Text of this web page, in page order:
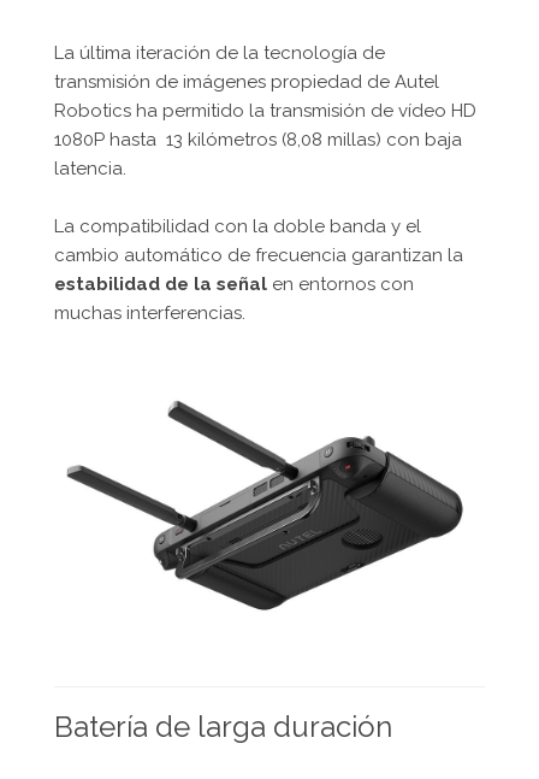
La última iteración de la tecnología de
transmisión de imágenes propiedad de Autel
Robotics ha permitido la transmisión de vídeo HD
1080P hasta 13 kilómetros (8,08 millas) con baja
latencia.
La compatibilidad con la doble banda y el
cambio automático de frecuencia garantizan la
estabilidad de la señal en entornos con
muchas interferencias.
Batería de larga duración